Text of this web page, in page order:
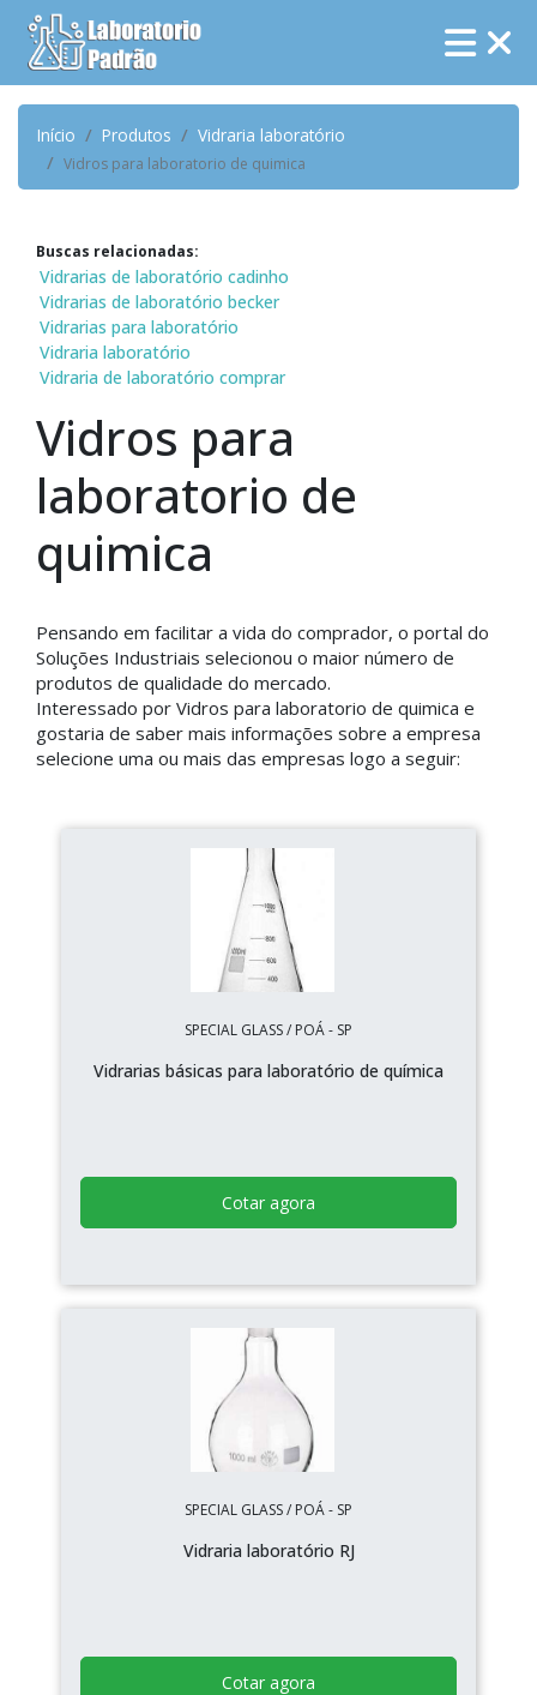
Início Produtos Vidraria laboratório
Vidros para laboratorio de quimica
Buscas relacionadas:
Vidrarias de laboratório cadinho
Vidrarias de laboratório becker
Vidrarias para laboratório
Vidraria laboratório
Vidraria de laboratório comprar
Vidros para
laboratorio de
quimica
Pensando em facilitar a vida do comprador, o portal do
Soluções Industriais selecionou o maior número de
produtos de qualidade do mercado.
Interessado por Vidros para laboratorio de quimica e
gostaria de saber mais informações sobre a empresa
selecione uma ou mais das empresas logo a seguir:
SPECIAL GLASS / POÁ - SP
Vidrarias básicas para laboratório de química
Cotar agora
SPECIAL GLASS / POÁ - SP
Vidraria laboratório RJ
Cotar agora